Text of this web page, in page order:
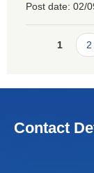
Post date: 02/
Pages
1 2
Contact